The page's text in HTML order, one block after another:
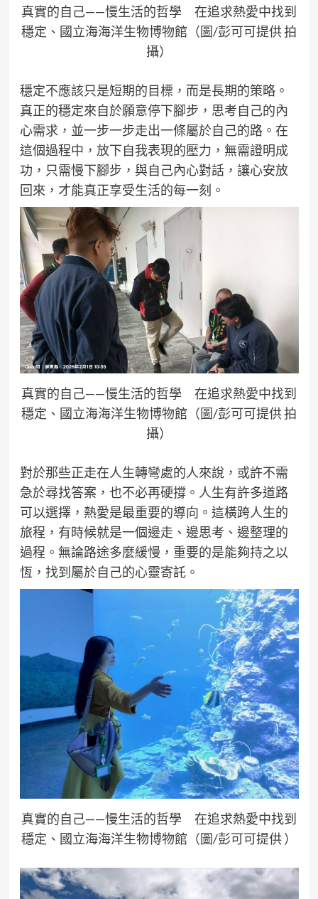
真實的自己——慢生活的哲學 在追求熱愛中找到
穩定、國立海海洋生物博物館（圖/彭可可提供 拍
攝）
穩定不應該只是短期的目標，而是長期的策略。
真正的穩定來自於願意停下腳步，思考自己的內
心需求，並一步一步走出一條屬於自己的路。在
這個過程中，放下自我表現的壓力，無需證明成
功，只需慢下腳步，與自己內心對話，讓心安放
回來，才能真正享受生活的每一刻。
真實的自己——慢生活的哲學 在追求熱愛中找到
穩定、國立海海洋生物博物館（圖/彭可可提供 拍
攝）
對於那些正走在人生轉彎處的人來說，或許不需
急於尋找答案，也不必再硬撐。人生有許多道路
可以選擇，熱愛是最重要的導向。這橫跨人生的
旅程，有時候就是一個邊走、邊思考、邊整理的
過程。無論路途多麼緩慢，重要的是能夠持之以
恆，找到屬於自己的心靈寄託。
真實的自己——慢生活的哲學 在追求熱愛中找到
穩定、國立海海洋生物博物館（圖/彭可可提供 ）